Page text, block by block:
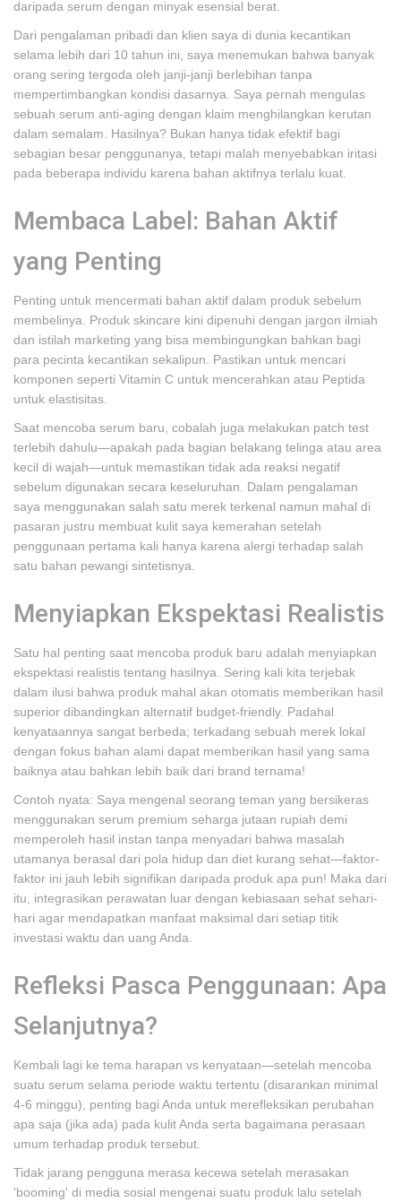
daripada serum dengan minyak esensial berat.
Dari pengalaman pribadi dan klien saya di dunia kecantikan
selama lebih dari 10 tahun ini, saya menemukan bahwa banyak
orang sering tergoda oleh janji-janji berlebihan tanpa
mempertimbangkan kondisi dasarnya. Saya pernah mengulas
sebuah serum anti-aging dengan klaim menghilangkan kerutan
dalam semalam. Hasilnya? Bukan hanya tidak efektif bagi
sebagian besar penggunanya, tetapi malah menyebabkan iritasi
pada beberapa individu karena bahan aktifnya terlalu kuat.
Membaca Label: Bahan Aktif
yang Penting
Penting untuk mencermati bahan aktif dalam produk sebelum
membelinya. Produk skincare kini dipenuhi dengan jargon ilmiah
dan istilah marketing yang bisa membingungkan bahkan bagi
para pecinta kecantikan sekalipun. Pastikan untuk mencari
komponen seperti Vitamin C untuk mencerahkan atau Peptida
untuk elastisitas.
Saat mencoba serum baru, cobalah juga melakukan patch test
terlebih dahulu—apakah pada bagian belakang telinga atau area
kecil di wajah—untuk memastikan tidak ada reaksi negatif
sebelum digunakan secara keseluruhan. Dalam pengalaman
saya menggunakan salah satu merek terkenal namun mahal di
pasaran justru membuat kulit saya kemerahan setelah
penggunaan pertama kali hanya karena alergi terhadap salah
satu bahan pewangi sintetisnya.
Menyiapkan Ekspektasi Realistis
Satu hal penting saat mencoba produk baru adalah menyiapkan
ekspektasi realistis tentang hasilnya. Sering kali kita terjebak
dalam ilusi bahwa produk mahal akan otomatis memberikan hasil
superior dibandingkan alternatif budget-friendly. Padahal
kenyataannya sangat berbeda; terkadang sebuah merek lokal
dengan fokus bahan alami dapat memberikan hasil yang sama
baiknya atau bahkan lebih baik dari brand ternama!
Contoh nyata: Saya mengenal seorang teman yang bersikeras
menggunakan serum premium seharga jutaan rupiah demi
memperoleh hasil instan tanpa menyadari bahwa masalah
utamanya berasal dari pola hidup dan diet kurang sehat—faktor-
faktor ini jauh lebih signifikan daripada produk apa pun! Maka dari
itu, integrasikan perawatan luar dengan kebiasaan sehat sehari-
hari agar mendapatkan manfaat maksimal dari setiap titik
investasi waktu dan uang Anda.
Refleksi Pasca Penggunaan: Apa
Selanjutnya?
Kembali lagi ke tema harapan vs kenyataan—setelah mencoba
suatu serum selama periode waktu tertentu (disarankan minimal
4-6 minggu), penting bagi Anda untuk merefleksikan perubahan
apa saja (jika ada) pada kulit Anda serta bagaimana perasaan
umum terhadap produk tersebut.
Tidak jarang pengguna merasa kecewa setelah merasakan
'booming' di media sosial mengenai suatu produk lalu setelah